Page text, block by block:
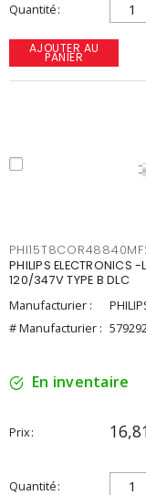
Quantité
AJOUTER AU
PANIER
PHILIPS ELECTRONICS
120/347V TYPE B DLC
Manufacturier :
# Manufacturier :
En inventaire
Prix
Quantité